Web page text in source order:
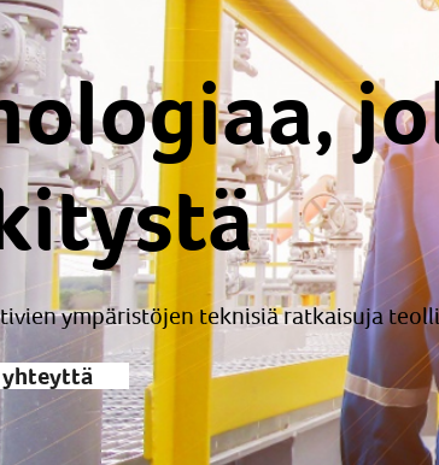
ympäristöjen teknisiä ratkaisuja
yhteyttä